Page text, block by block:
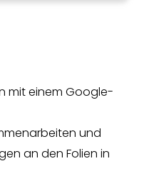
mit einem Google-
und
an den Folien in